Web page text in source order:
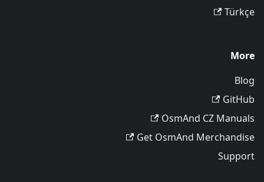
Türkçe
More
Blog
GitHub
OsmAnd CZ Manuals
Get OsmAnd Merchandise
Support